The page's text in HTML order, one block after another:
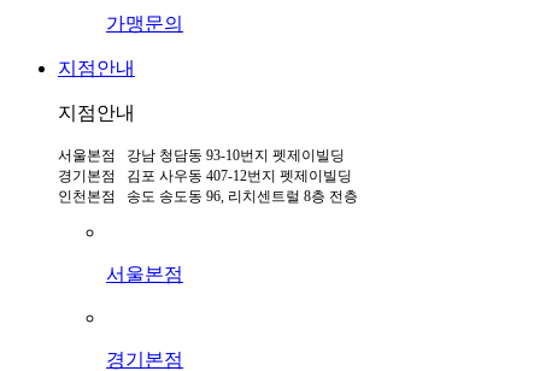
가맹문의
지점안내
지점안내
서울본점 강남 청담동 93-10번지 펫제이빌딩
경기본점 김포 사우동 407-12번지 펫제이빌딩
인천본점 송도 송도동 96, 리치센트럴 8층 전층
서울본점
경기본점